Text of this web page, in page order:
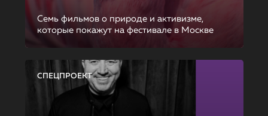
Семь фильмов о природе и активизме,
которые покажут на фестивале в Москве
СПЕЦПРОЕКТ